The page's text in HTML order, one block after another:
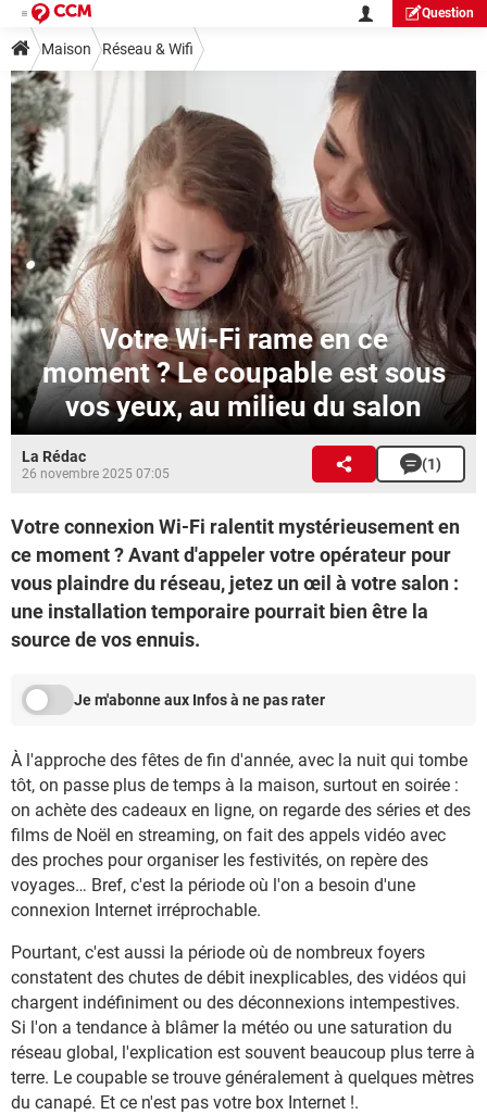
Question
Maison Réseau & Wifi
Votre Wi-Fi rame en ce
moment ? Le coupable est sous
vos yeux, au milieu du salon
La Rédac
26 novembre 2025 07:05
(1)
Votre connexion Wi-Fi ralentit mystérieusement en
ce moment ? Avant d'appeler votre opérateur pour
vous plaindre du réseau, jetez un œil à votre salon :
une installation temporaire pourrait bien être la
source de vos ennuis.
Je m'abonne aux Infos à ne pas rater
À l'approche des fêtes de fin d'année, avec la nuit qui tombe
tôt, on passe plus de temps à la maison, surtout en soirée :
on achète des cadeaux en ligne, on regarde des séries et des
films de Noël en streaming, on fait des appels vidéo avec
des proches pour organiser les festivités, on repère des
voyages… Bref, c'est la période où l'on a besoin d'une
connexion Internet irréprochable.
Pourtant, c'est aussi la période où de nombreux foyers
constatent des chutes de débit inexplicables, des vidéos qui
chargent indéfiniment ou des déconnexions intempestives.
Si l'on a tendance à blâmer la météo ou une saturation du
réseau global, l'explication est souvent beaucoup plus terre à
terre. Le coupable se trouve généralement à quelques mètres
du canapé. Et ce n'est pas votre box Internet !.